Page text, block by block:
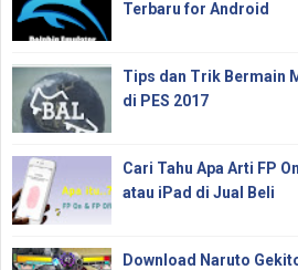
Terbaru for Android
Tips dan Trik Bermain
di PES 2017
Cari Tahu Apa Arti FP
atau iPad di Jual Beli
Download Naruto